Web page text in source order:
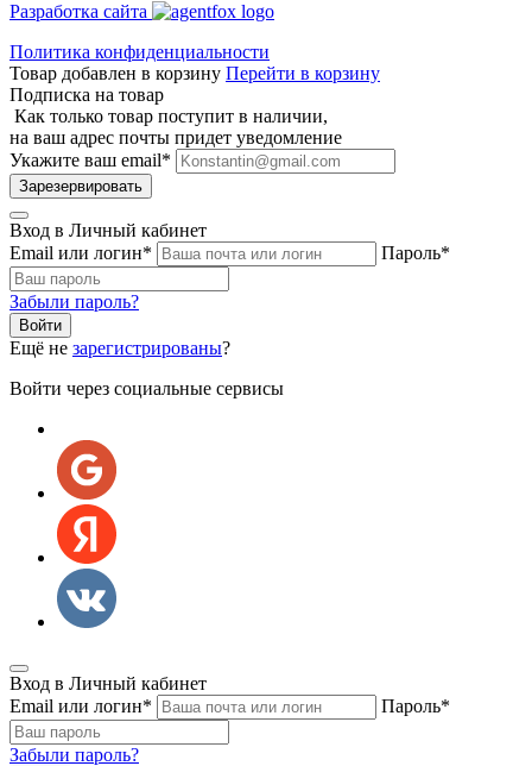
Разработка сайта
Политика конфиденциальности
Товар добавлен в корзину Перейти в корзину
Подписка на товар
Как только товар поступит в наличии,
на ваш адрес почты придет уведомление
Укажите ваш email*
Зарезервировать
Вход в Личный кабинет
Email или логин* Пароль*
Забыли пароль?
Ещё не зарегистрированы?
Войти через социальные сервисы
Вход в Личный кабинет
Email или логин* Пароль*
Забыли пароль?